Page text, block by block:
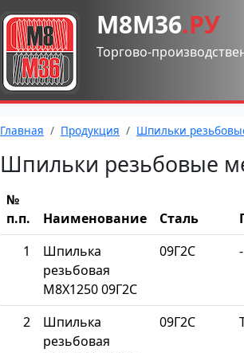
М8М36.РУ
Торгово-
Главная Продукция Шпильки
Шпильки резьбовые
№
п.п.
Наименование Сталь
1
Шпилька
резьбовая
М8Х1250 09Г2С
09Г2С -
2
Шпилька
резьбовая
09Г2С